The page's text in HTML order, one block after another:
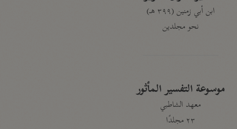
ابن أبي زمنين (٣٩٩ هـ)
نحو مجلدين
موسوعة التفسير المأثور
معهد الشاطبي
٢٣ مجلدًا